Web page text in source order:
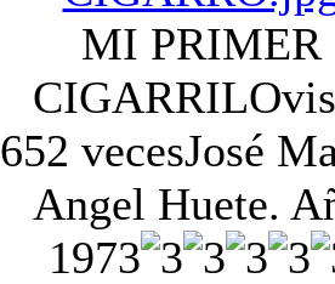
MI PRIMER
CIGARRILO
652 vecesJosé
Angel Huete.
1973